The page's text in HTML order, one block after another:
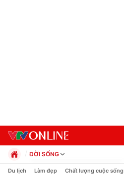
ĐỜI SỐNG
Chính trị
Du lịch Làm đẹp Chất lượng cuộc sống